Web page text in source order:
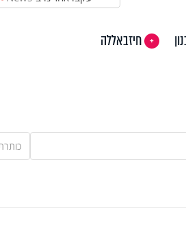
חיזבאללה